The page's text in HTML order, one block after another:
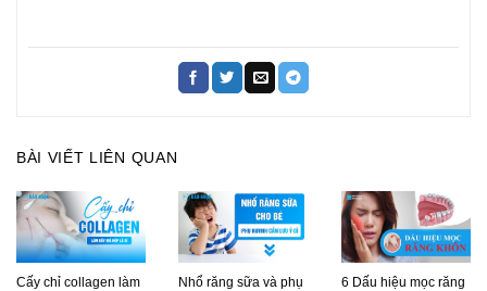
BÀI VIẾT LIÊN QUAN
Cấy chỉ collagen làm
Nhổ răng sữa và phụ
6 Dấu hiệu mọc răng